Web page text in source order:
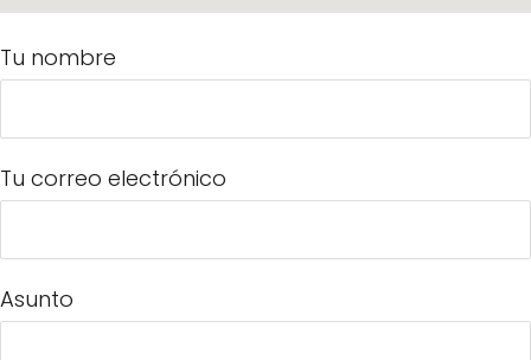
Tu nombre
Tu correo electrónico
Asunto